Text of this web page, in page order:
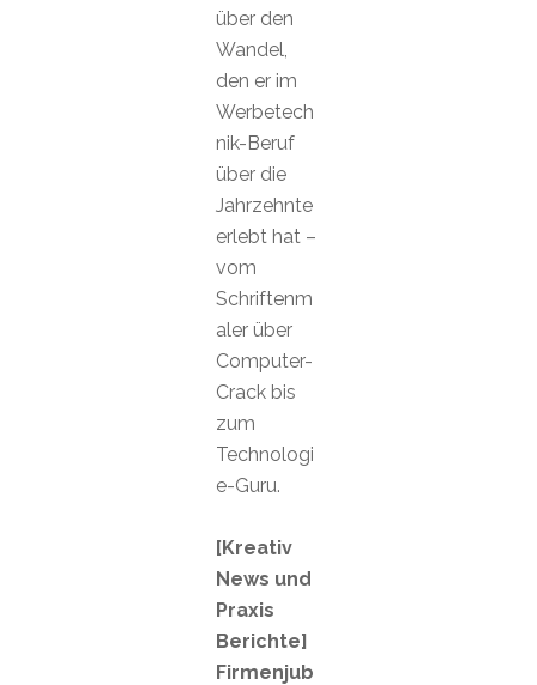
über den
Wandel,
den er im
Werbetech
nik-Beruf
über die
Jahrzehnte
erlebt hat –
vom
Schriftenm
aler über
Computer-
Crack bis
zum
Technologi
e-Guru.
[Kreativ
News und
Praxis
Berichte]
Firmenjub